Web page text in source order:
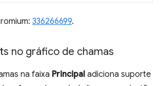
336266699.
no gráfico de chamas
na faixa Principal adiciona suporte